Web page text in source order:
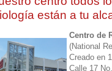
están a tu
Centro de
(National
Creado en
Calle 17